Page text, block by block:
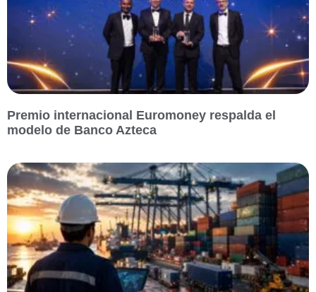
Premio internacional Euromoney respalda el
modelo de Banco Azteca